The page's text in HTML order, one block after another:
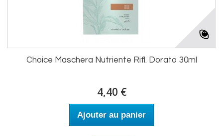
Choice Maschera Nutriente Rifl. Dorato 30ml
4,40 €
Ajouter au panier